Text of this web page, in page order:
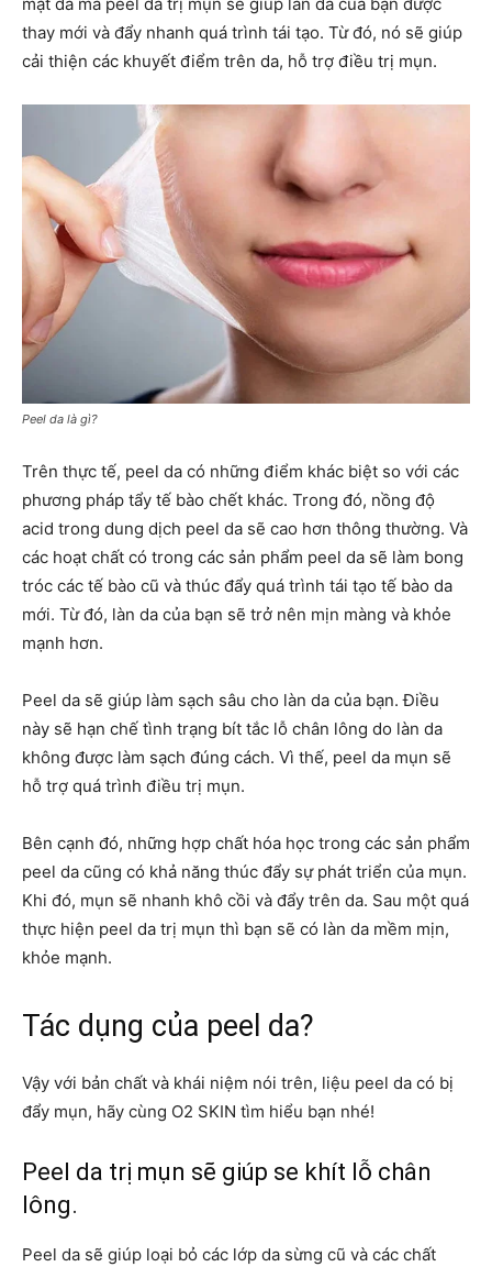
thay mới và đẩy nhanh quá trình tái tạo. Từ đó, nó sẽ giúp
cải thiện các khuyết điểm trên da, hỗ trợ điều trị mụn.
Peel da là gì?
Trên thực tế, peel da có những điểm khác biệt so với các
phương pháp tẩy tế bào chết khác. Trong đó, nồng độ
acid trong dung dịch peel da sẽ cao hơn thông thường. Và
các hoạt chất có trong các sản phẩm peel da sẽ làm bong
tróc các tế bào cũ và thúc đẩy quá trình tái tạo tế bào da
mới. Từ đó, làn da của bạn sẽ trở nên mịn màng và khỏe
mạnh hơn.
Peel da sẽ giúp làm sạch sâu cho làn da của bạn. Điều
này sẽ hạn chế tình trạng bít tắc lỗ chân lông do làn da
không được làm sạch đúng cách. Vì thế, peel da mụn sẽ
hỗ trợ quá trình điều trị mụn.
Bên cạnh đó, những hợp chất hóa học trong các sản phẩm
peel da cũng có khả năng thúc đẩy sự phát triển của mụn.
Khi đó, mụn sẽ nhanh khô cồi và đẩy trên da. Sau một quá
thực hiện peel da trị mụn thì bạn sẽ có làn da mềm mịn,
khỏe mạnh.
Tác dụng của peel da?
Vậy với bản chất và khái niệm nói trên, liệu peel da có bị
đẩy mụn, hãy cùng O2 SKIN tìm hiểu bạn nhé!
Peel da trị mụn sẽ giúp se khít lỗ chân
lông.
Peel da sẽ giúp loại bỏ các lớp da sừng cũ và các chất